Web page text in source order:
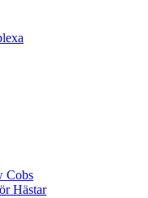
Cobs
Hästar